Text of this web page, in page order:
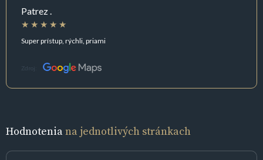
Patrez .
Super prístup, rýchli, priami
Zdroj:
Hodnoteniana jednotlivých stránkach